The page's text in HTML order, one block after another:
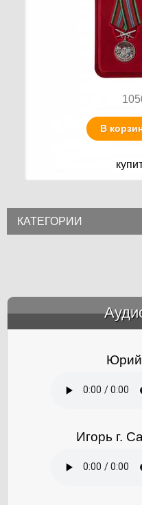
В
КАТЕГОРИИ
Юрий
Игорь г.